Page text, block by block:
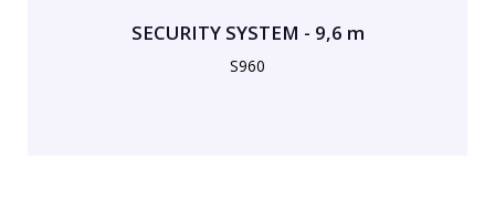
SECURITY SYSTEM - 9,6 m
S960